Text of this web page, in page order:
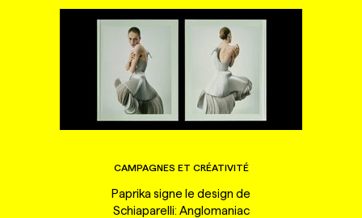
CAMPAGNES ET CRÉATIVITÉ
Paprika signe le design de
Schiaparelli: Anglomaniac